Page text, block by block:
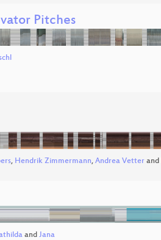
Pitches
, Hendrik Zimmermann, Andrea Vetter and
and Jana